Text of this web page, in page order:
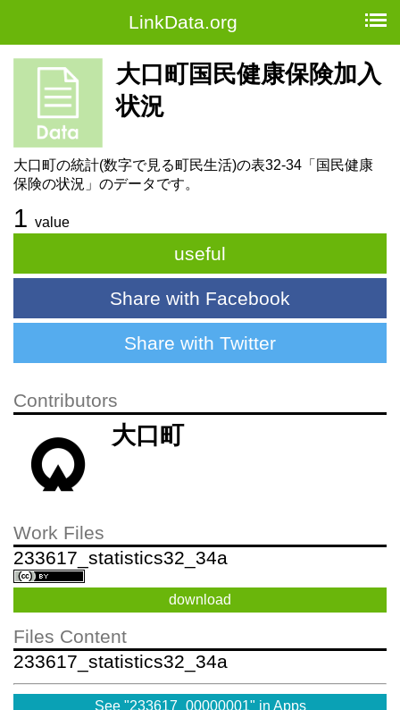
LinkData.org
大口町国民健康保険加入
状況
大口町の統計(数字で見る町民生活)の表32-34「国民健康
保険の状況」のデータです。
1 value
useful
Share with Facebook
Share with Twitter
Contributors
大口町
Work Files
233617_statistics32_34a
download
Files Content
233617_statistics32_34a
See "233617_00000001" in Apps